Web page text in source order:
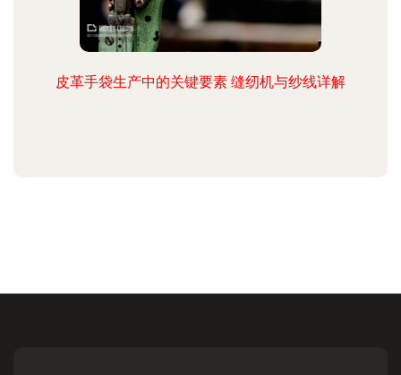
皮革手袋生产中的关键要素 缝纫机与纱线详解